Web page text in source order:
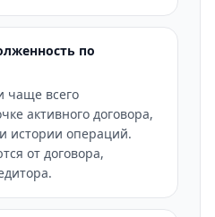
по
чаще всего
активного договора,
истории операций.
от договора,